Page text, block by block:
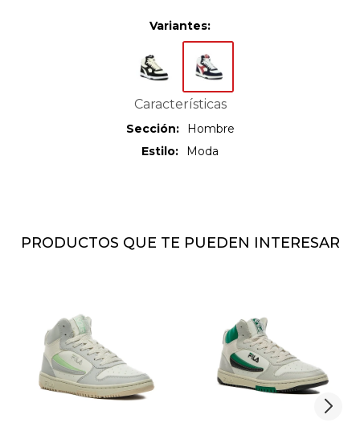
Variantes:
Características
Sección
Hombre
Estilo
Moda
PRODUCTOS QUE TE PUEDEN INTERESAR